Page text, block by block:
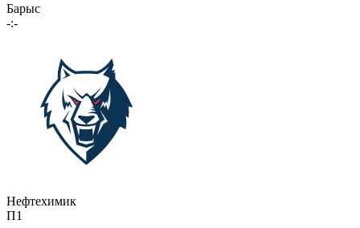
Барыс
-:-
Нефтехимик
П1